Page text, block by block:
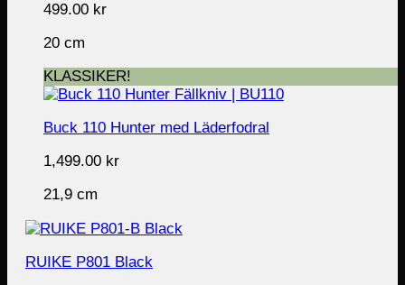
499.00 kr
20 cm
KLASSIKER!
Buck 110 Hunter med Läderfodral
1,499.00 kr
21,9 cm
RUIKE P801 Black